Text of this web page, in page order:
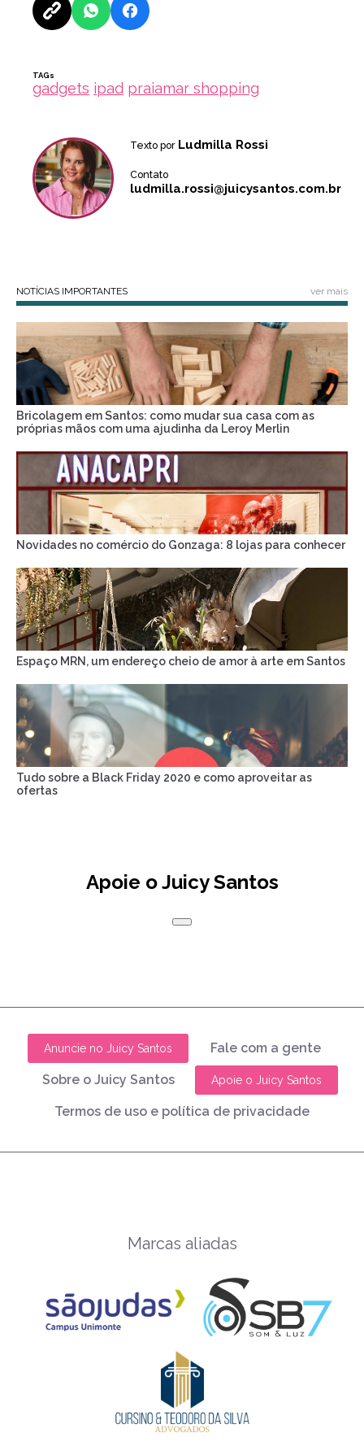
TAGs
gadgets ipad praiamar shopping
Texto por Ludmilla Rossi
Contato
ludmilla.rossi@juicysantos.com.br
NOTÍCIAS IMPORTANTES ver mais
Bricolagem em Santos: como mudar sua casa com as
próprias mãos com uma ajudinha da Leroy Merlin
Novidades no comércio do Gonzaga: 8 lojas para conhecer
Espaço MRN, um endereço cheio de amor à arte em Santos
Tudo sobre a Black Friday 2020 e como aproveitar as
ofertas
Apoie o Juicy Santos
Anuncie no Juicy Santos Fale com a gente
Sobre o Juicy Santos Apoie o Juicy Santos
Termos de uso e política de privacidade
Marcas aliadas